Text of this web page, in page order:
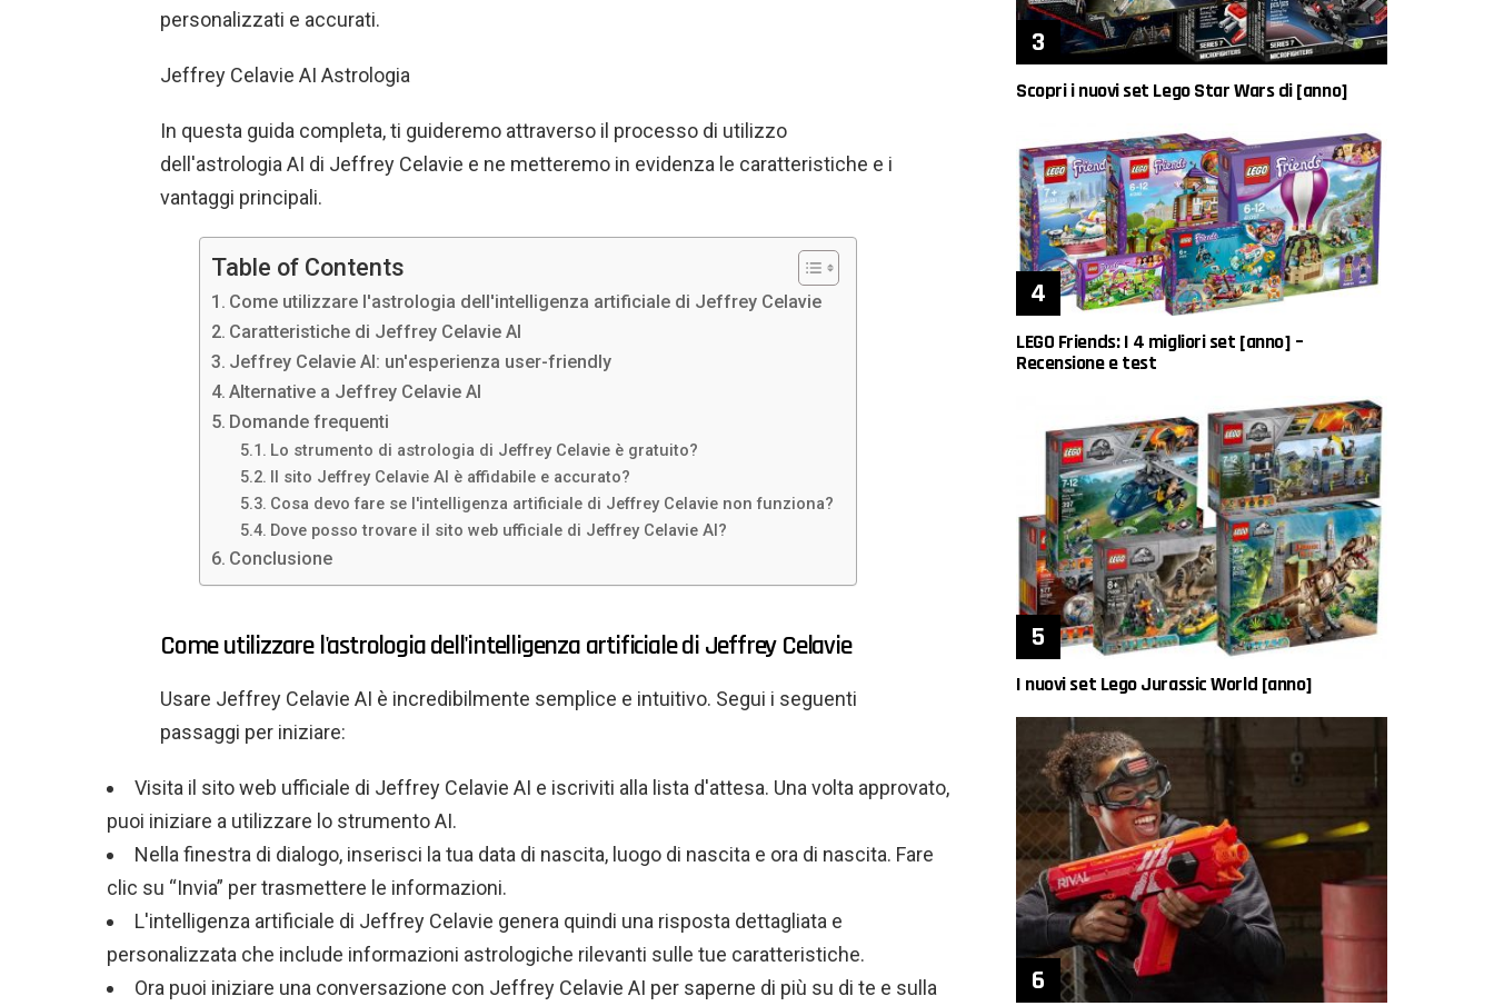
personalizzati e accurati.
Jeffrey Celavie AI Astrologia
In questa guida completa, ti guideremo attraverso il processo di utilizzo
dell'astrologia AI di Jeffrey Celavie e ne metteremo in evidenza le caratteristiche e i
vantaggi principali.
Table of Contents
Come utilizzare l'astrologia dell'intelligenza artificiale di Jeffrey Celavie
Caratteristiche di Jeffrey Celavie AI
Jeffrey Celavie AI: un'esperienza user-friendly
Alternative a Jeffrey Celavie AI
Domande frequenti
Lo strumento di astrologia di Jeffrey Celavie è gratuito?
Il sito Jeffrey Celavie AI è affidabile e accurato?
Cosa devo fare se l'intelligenza artificiale di Jeffrey Celavie non funziona?
Dove posso trovare il sito web ufficiale di Jeffrey Celavie AI?
Conclusione
Come utilizzare l'astrologia dell'intelligenza artificiale di Jeffrey Celavie
Usare Jeffrey Celavie AI è incredibilmente semplice e intuitivo. Segui i seguenti
passaggi per iniziare:
Visita il sito web ufficiale di Jeffrey Celavie AI e iscriviti alla lista d'attesa. Una volta approvato,
puoi iniziare a utilizzare lo strumento AI.
Nella finestra di dialogo, inserisci la tua data di nascita, luogo di nascita e ora di nascita. Fare
clic su “Invia” per trasmettere le informazioni.
L'intelligenza artificiale di Jeffrey Celavie genera quindi una risposta dettagliata e
personalizzata che include informazioni astrologiche rilevanti sulle tue caratteristiche.
Ora puoi iniziare una conversazione con Jeffrey Celavie AI per saperne di più su di te e sulla
Scopri i nuovi set Lego Star Wars di [anno]
LEGO Friends: I 4 migliori set [anno] –
Recensione e test
I nuovi set Lego Jurassic World [anno]